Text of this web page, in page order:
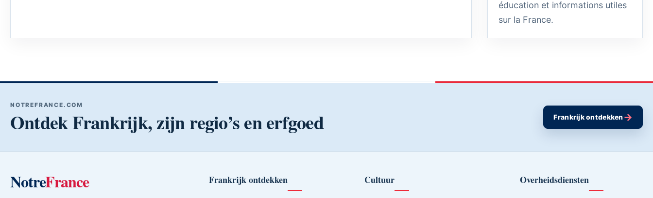
éducation et informations utiles
sur la France.
NOTREFRANCE.COM
Ontdek Frankrijk, zijn regio’s en erfgoed Frankrijk ontdekken→
NotreFrance Frankrijk ontdekken Cultuur Overheidsdiensten